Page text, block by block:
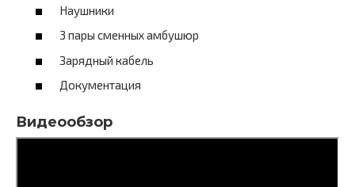
Наушники
3 пары сменных амбушюр
Зарядный кабель
Документация
Видеообзор